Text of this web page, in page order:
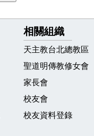
相關組織
天主教台北總教區
聖道明傳教修女會
家長會
校友會
校友資料登錄